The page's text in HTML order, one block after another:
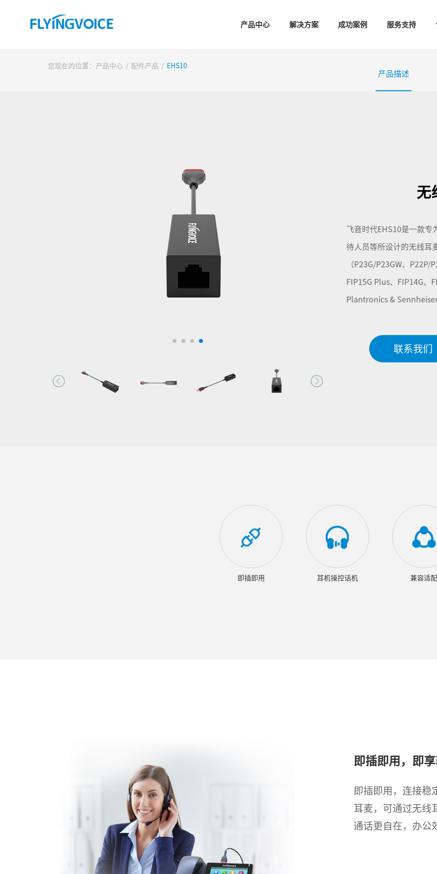
产品中心 解决方案 成功案例 服务支持
您现在的位置： 产品中心 / 配件产品 / EHS10
产品描述
无
飞音时代EHS10是一款专
待人员等所设计的无线耳
（P23G/P23GW、P22P/
FIP15G Plus、FIP14G、
Plantronics &
联系我们
即插即用 耳机操控话机 兼容适
即插即用，即
即插即用，连接稳
耳麦，可通过无线
通话更自在，办公